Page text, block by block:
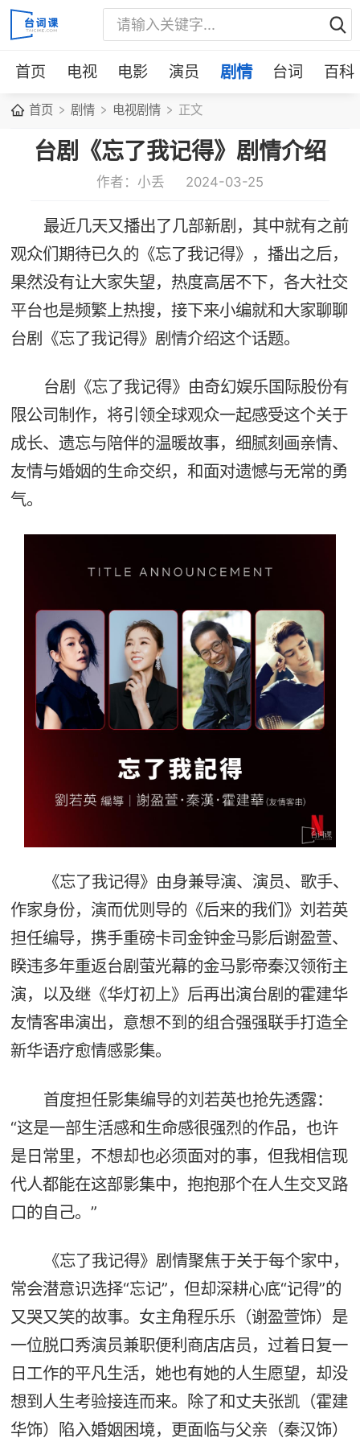
首页 电视 电影 演员 剧情 台词 百科
首页 剧情 电视剧情 正文
台剧《忘了我记得》剧情介绍
作者：小丢 2024-03-25
最近几天又播出了几部新剧，其中就有之前
观众们期待已久的《忘了我记得》，播出之后，
果然没有让大家失望，热度高居不下，各大社交
平台也是频繁上热搜，接下来小编就和大家聊聊
台剧《忘了我记得》剧情介绍这个话题。
台剧《忘了我记得》由奇幻娱乐国际股份有
限公司制作，将引领全球观众一起感受这个关于
成长、遗忘与陪伴的温暖故事，细腻刻画亲情、
友情与婚姻的生命交织，和面对遗憾与无常的勇
气。
《忘了我记得》由身兼导演、演员、歌手、
作家身份，演而优则导的《后来的我们》刘若英
担任编导，携手重磅卡司金钟金马影后谢盈萱、
睽违多年重返台剧萤光幕的金马影帝秦汉领衔主
演，以及继《华灯初上》后再出演台剧的霍建华
友情客串演出，意想不到的组合强强联手打造全
新华语疗愈情感影集。
首度担任影集编导的刘若英也抢先透露：
“这是一部生活感和生命感很强烈的作品，也许
是日常里，不想却也必须面对的事，但我相信现
代人都能在这部影集中，抱抱那个在人生交叉路
口的自己。”
《忘了我记得》剧情聚焦于关于每个家中，
常会潜意识选择“忘记”，但却深耕心底“记得”的
又哭又笑的故事。女主角程乐乐（谢盈萱饰）是
一位脱口秀演员兼职便利商店店员，过着日复一
日工作的平凡生活，她也有她的人生愿望，却没
想到人生考验接连而来。除了和丈夫张凯（霍建
华饰）陷入婚姻困境，更面临与父亲（秦汉饰）